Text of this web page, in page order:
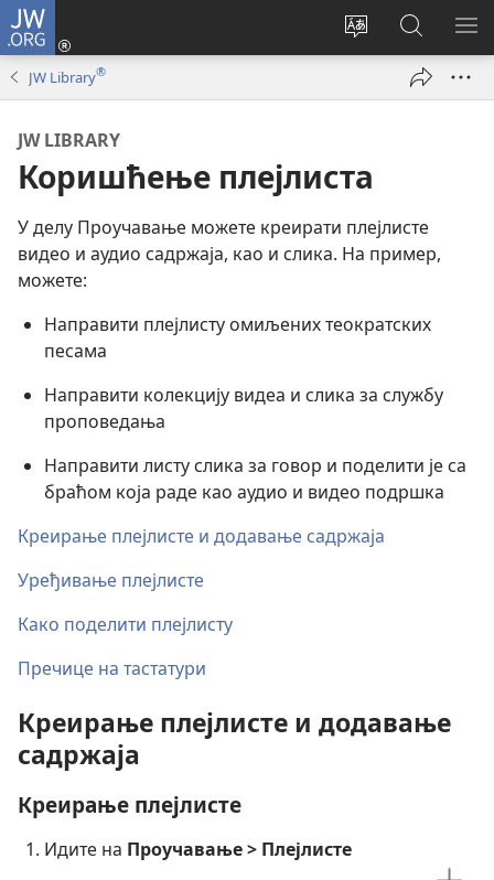
JW.ORG
Промени
Пријава
(отвара
Претрага
сајта
JW.ORG
JW Library®
JW LIBRARY
Коришћење плејлиста
У делу Проучавање можете креирати плејлисте
видео и аудио садржаја, као и слика. На пример,
можете:
Направити плејлисту омиљених теократских
песама
Направити колекцију видеа и слика за службу
проповедања
Направити листу слика за говор и поделити је са
браћом која раде као аудио и видео подршка
Креирање плејлисте и додавање садржаја
Уређивање плејлисте
Како поделити плејлисту
Пречице на тастатури
Креирање плејлисте и додавање
садржаја
Креирање плејлисте
Идите на Проучавање > Плејлисте